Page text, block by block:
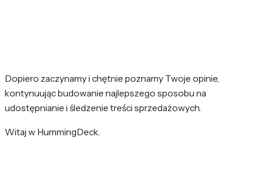
Dopiero zaczynamy i chętnie poznamy Twoje opinie,
kontynuując budowanie najlepszego sposobu na
udostępnianie i śledzenie treści sprzedażowych.
Witaj w HummingDeck.